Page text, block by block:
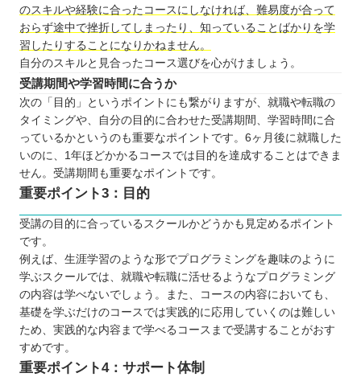
のスキルや経験に合ったコースにしなければ、難易度が合って
おらず途中で挫折してしまったり、知っていることばかりを学
習したりすることになりかねません。
自分のスキルと見合ったコース選びを心がけましょう。
受講期間や学習時間に合うか
次の「目的」というポイントにも繋がりますが、就職や転職の
タイミングや、自分の目的に合わせた受講期間、学習時間に合
っているかというのも重要なポイントです。6ヶ月後に就職した
いのに、1年ほどかかるコースでは目的を達成することはできま
せん。受講期間も重要なポイントです。
重要ポイント3：目的
受講の目的に合っているスクールかどうかも見定めるポイント
です。
例えば、生涯学習のような形でプログラミングを趣味のように
学ぶスクールでは、就職や転職に活せるようなプログラミング
の内容は学べないでしょう。また、コースの内容においても、
基礎を学ぶだけのコースでは実践的に応用していくのは難しい
ため、実践的な内容まで学べるコースまで受講することがおす
すめです。
重要ポイント4：サポート体制